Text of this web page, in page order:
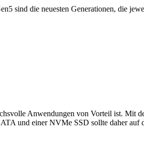
sind die neuesten Generationen, die
Anwendungen von Vorteil ist. Mit
und einer NVMe SSD sollte daher auf